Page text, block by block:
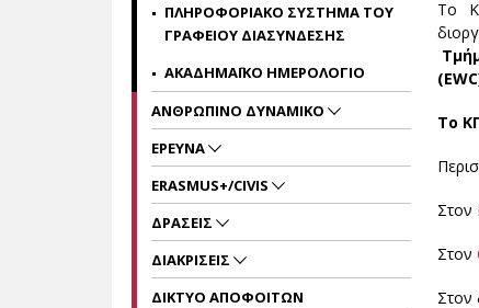
Το
Το
Στον
Στον
Στον
ΠΛΗΡΟΦΟΡΙΑΚΟ ΣΥΣΤΗΜΑ ΤΟΥ
ΓΡΑΦΕΙΟΥ ΔΙΑΣΥΝΔΕΣΗΣ
ΑΚΑΔΗΜΑΪΚΟ ΗΜΕΡΟΛΟΓΙΟ
ΑΝΘΡΩΠΙΝΟ ΔΥΝΑΜΙΚΟ
ΕΡΕΥΝΑ
ERASMUS+/CIVIS
ΔΡΑΣΕΙΣ
ΔΙΑΚΡΙΣΕΙΣ
ΔΙΚΤΥΟ ΑΠΟΦΟΙΤΩΝ